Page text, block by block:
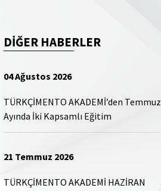
DİĞER HABERLER
04 Ağustos 2026
TÜRKÇİMENTO AKADEMİ’den Temmuz
Ayında İki Kapsamlı Eğitim
21 Temmuz 2026
TÜRKÇİMENTO AKADEMİ HAZİRAN